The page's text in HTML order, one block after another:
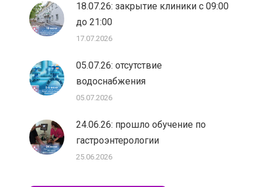
18.07.26: закрытие клиники с 09:00
до 21:00
17.07.2026
05.07.26: отсутствие
водоснабжения
05.07.2026
24.06.26: прошло обучение по
гастроэнтерологии
25.06.2026